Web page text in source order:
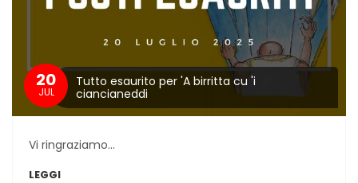
20
JUL
Tutto esaurito per 'A birritta cu 'i
ciancianeddi
Vi ringraziamo...
LEGGI